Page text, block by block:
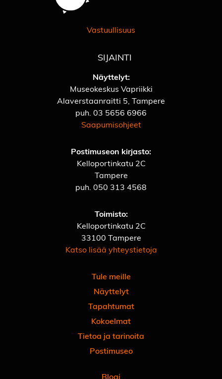
Vastuullisuus
SIJAINTI
Näyttelyt:
Museokeskus Vapriikki
Alaverstaanraitti 5, Tampere
puh. 03 5656 6966
Saapumisohjeet
Postimuseon kirjasto:
Kelloportinkatu 2C
Tampere
puh. 050 313 4568
Toimisto:
Kelloportinkatu 2C
33100 Tampere
Katso lisää yhteystietoja
Tule meille
Näyttelyt
Tapahtumat
Kokoelmat
Tietoa ja tarinoita
Postimuseo
Blogi